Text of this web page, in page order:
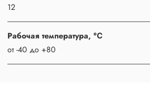
12
Рабочая температура, ℃
от -40 до +80